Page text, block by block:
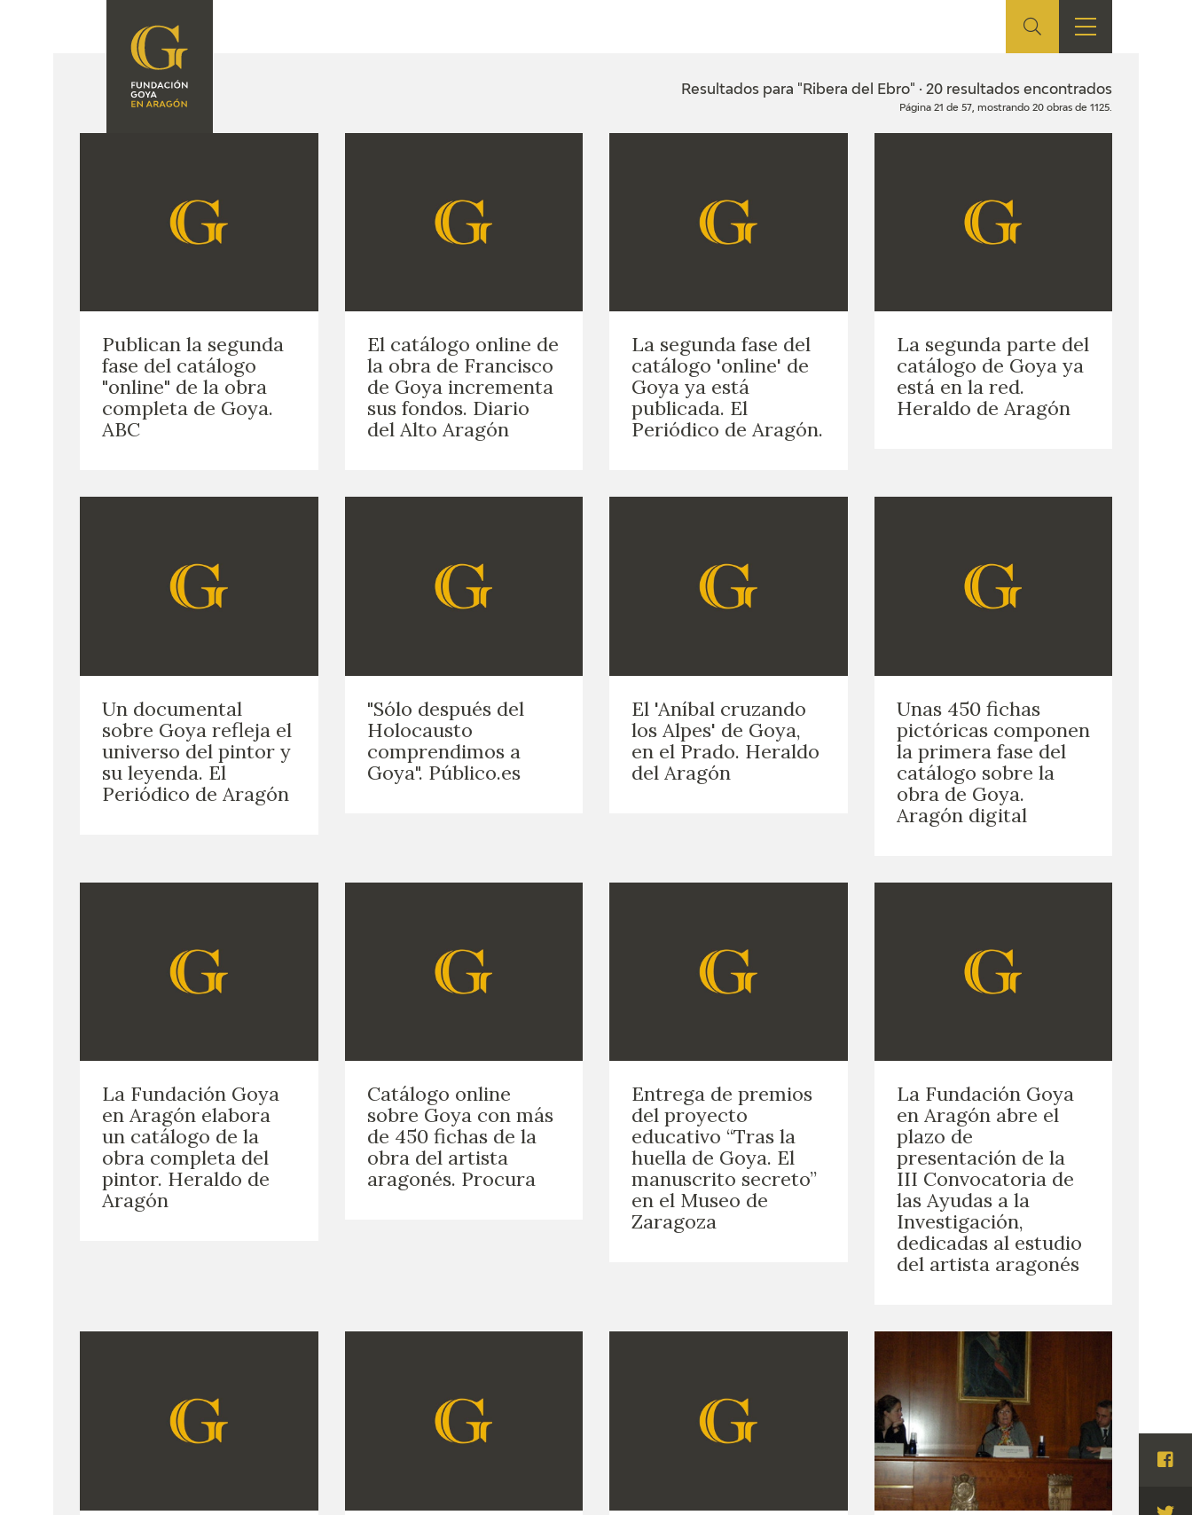
FUNDACIÓN
CORPORATIVA
PRENSA
GOYA EN ARAGÓN
PREMIO ARAGÓN
EDICIONES TIENDA EDUCA
FICHAS ARASAAC
Resultados para "Ribera del Ebro" · 20 resultados encontrados
Página 21 de 57, mostrando 20 obras de 1125.
Publican la segunda
fase del catálogo
"online" de la obra
completa de Goya.
ABC
El catálogo online de
la obra de Francisco
de Goya incrementa
sus fondos. Diario
del Alto Aragón
La segunda fase del
catálogo 'online' de
Goya ya está
publicada. El
Periódico de Aragón.
La segunda parte del
catálogo de Goya ya
está en la red.
Heraldo de Aragón
Un documental
sobre Goya refleja el
universo del pintor y
su leyenda. El
Periódico de Aragón
"Sólo después del
Holocausto
comprendimos a
Goya". Público.es
El 'Aníbal cruzando
los Alpes' de Goya,
en el Prado. Heraldo
del Aragón
Unas 450 fichas
pictóricas componen
la primera fase del
catálogo sobre la
obra de Goya.
Aragón digital
La Fundación Goya
en Aragón elabora
un catálogo de la
obra completa del
pintor. Heraldo de
Aragón
Catálogo online
sobre Goya con más
de 450 fichas de la
obra del artista
aragonés. Procura
Entrega de premios
del proyecto
educativo “Tras la
huella de Goya. El
manuscrito secreto”
en el Museo de
Zaragoza
La Fundación Goya
en Aragón abre el
plazo de
presentación de la
III Convocatoria de
las Ayudas a la
Investigación,
dedicadas al estudio
del artista aragonés